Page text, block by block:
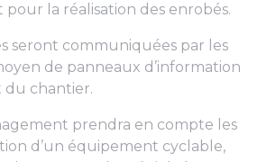
la réalisation des enrobés.
seront communiquées par les
de panneaux d’information
du chantier.
prendra en compte les
d’un équipement cyclable,